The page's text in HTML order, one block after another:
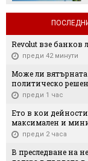
Revolut взе
преди 42 минути
Може ли вятърната
политическо
преди 1 час
Ето в кои
максимален и
преди 2 часа
В преследване на